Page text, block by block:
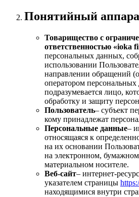
Понятийный
Товарищество с
ответственностью «ioka
персональных данных,
использовании
направлении обращений
оператором
подразумевается лицо,
обработку и защиту
Пользователь– субъект
кому принадлежат
Персональные данные–
относящаяся к
на их основании
на электронном,
материальном носителе.
Веб‑сайт–
указателем страницы
находящимися внутри